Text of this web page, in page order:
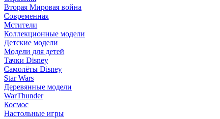
Вторая Мировая война
Современная
Мстители
Коллекционные модели
Детские модели
Модели для детей
Тачки Disney
Самолёты Disney
Star Wars
Деревянные модели
WarThunder
Космос
Настольные игры